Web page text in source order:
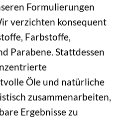
Formulierungen
verzichten konsequent
Farbstoffe,
Parabene. Stattdessen
Öle und natürliche
zusammenarbeiten,
Ergebnisse zu